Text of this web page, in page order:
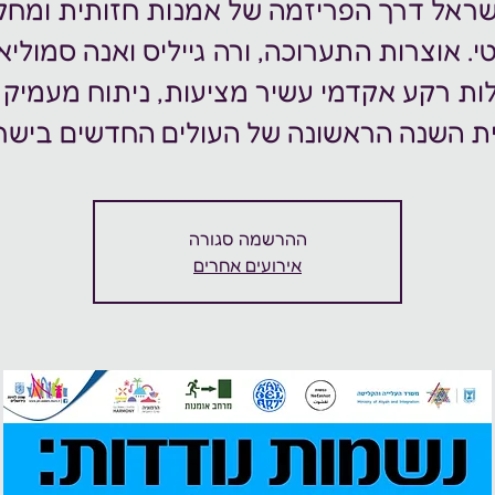
דרך הפריזמה של אמנות חזותית
אוצרות התערוכה, ורה גייליס ואנה
רקע אקדמי עשיר מציעות, ניתוח
ההרשמה סגורה
אירועים אחרים